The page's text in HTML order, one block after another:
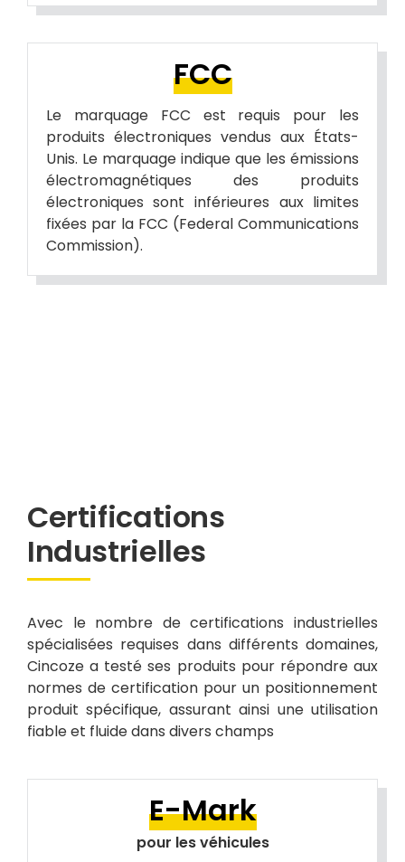
FCC
Le marquage FCC est requis pour les
produits électroniques vendus aux États-
Unis. Le marquage indique que les émissions
électromagnétiques des produits
électroniques sont inférieures aux limites
fixées par la FCC (Federal Communications
Commission).
Certifications
Industrielles
Avec le nombre de certifications industrielles
spécialisées requises dans différents domaines,
Cincoze a testé ses produits pour répondre aux
normes de certification pour un positionnement
produit spécifique, assurant ainsi une utilisation
fiable et fluide dans divers champs
E-Mark
pour les véhicules